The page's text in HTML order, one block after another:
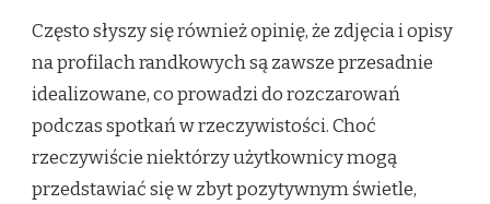
Często słyszy się również opinię, że zdjęcia i opisy
na profilach randkowych są zawsze przesadnie
idealizowane, co prowadzi do rozczarowań
podczas spotkań w rzeczywistości. Choć
rzeczywiście niektórzy użytkownicy mogą
przedstawiać się w zbyt pozytywnym świetle,